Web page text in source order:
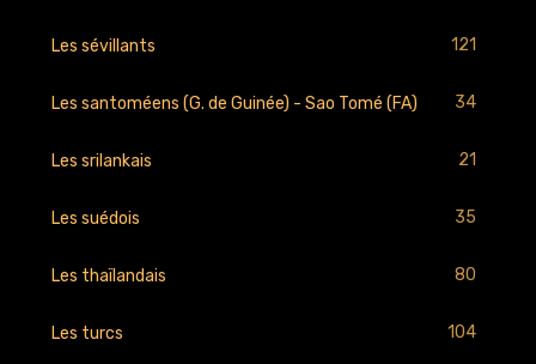
Les sévillants 121
Les santoméens (G. de Guinée) - Sao Tomé (FA) 34
Les srilankais 21
Les suédois 35
Les thaïlandais 80
Les turcs 104